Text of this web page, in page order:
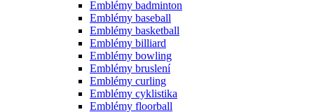
Emblémy badminton
Emblémy baseball
Emblémy basketball
Emblémy billiard
Emblémy bowling
Emblémy bruslení
Emblémy curling
Emblémy cyklistika
Emblémy floorball